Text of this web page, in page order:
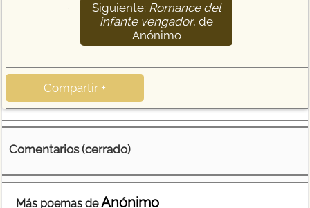
Siguiente: Romance del
infante vengador, de
Anónimo
Compartir +
Comentarios (cerrado)
Más poemas deAnónimo